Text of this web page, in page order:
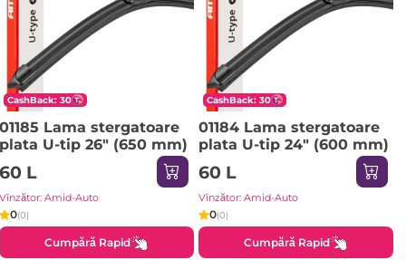
CashBack: 30
01185 Lama stergatoare
plata U-tip 26" (650 mm)
60 L
Vînzător: Amid-Auto
0(0)
Cumpără Rapid
CashBack: 30
01184 Lama stergatoare
plata U-tip 24" (600 mm)
60 L
Vînzător: Amid-Auto
0(0)
Cumpără Rapid